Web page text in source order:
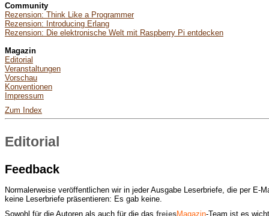
Community
Rezension: Think Like a Programmer
Rezension: Introducing Erlang
Rezension: Die elektronische Welt mit Raspberry Pi entdecken
Magazin
Editorial
Veranstaltungen
Vorschau
Konventionen
Impressum
Zum Index
Editorial
Feedback
Normalerweise veröffentlichen wir in jeder Ausgabe Leserbriefe, die per
keine Leserbriefe präsentieren: Es gab keine.
Sowohl für die Autoren als auch für die das freiesMagazin-Team ist es